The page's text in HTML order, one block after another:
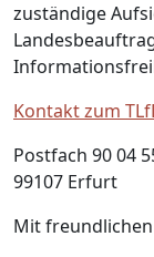
zuständige
Kontakt zum
Postfach 90 04
99107 Erfurt
Mit